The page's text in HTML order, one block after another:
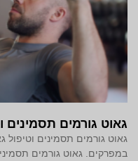
גאוט גורמים תסמינים
גאוט גורמים תסמינים
במפרקים. גאוט גורמים